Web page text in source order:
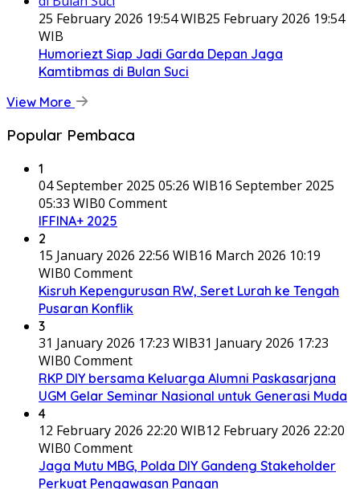
25 February 2026 19:54 WIB25 February 2026 19:54
WIB
Humoriezt Siap Jadi Garda Depan Jaga
Kamtibmas di Bulan Suci
View More
Popular Pembaca
1
04 September 2025 05:26 WIB16 September 2025
05:33 WIB0 Comment
IFFINA+ 2025
2
15 January 2026 22:56 WIB16 March 2026 10:19
WIB0 Comment
Kisruh Kepengurusan RW, Seret Lurah ke Tengah
Pusaran Konflik
3
31 January 2026 17:23 WIB31 January 2026 17:23
WIB0 Comment
RKP DIY bersama Keluarga Alumni Paskasarjana
UGM Gelar Seminar Nasional untuk Generasi Muda
4
12 February 2026 22:20 WIB12 February 2026 22:20
WIB0 Comment
Jaga Mutu MBG, Polda DIY Gandeng Stakeholder
Perkuat Pengawasan Pangan